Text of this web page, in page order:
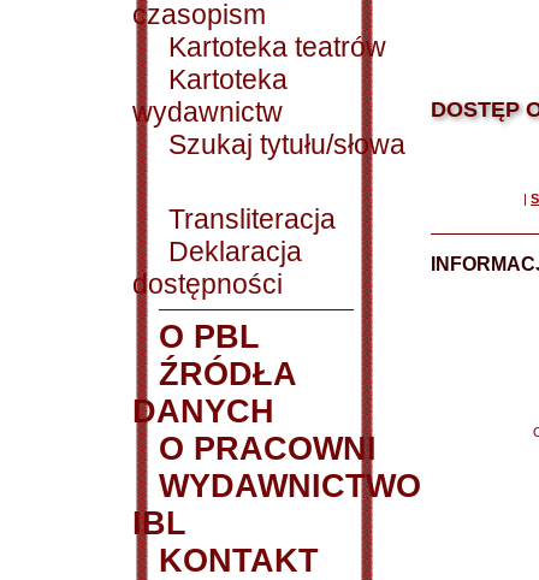
czasopism
Kartoteka teatrów
Kartoteka
wydawnictw
Szukaj tytułu/słowa
Transliteracja
Deklaracja
dostępności
O PBL
ŹRÓDŁA
DANYCH
O PRACOWNI
WYDAWNICTWO
IBL
KONTAKT
DOSTĘP
|